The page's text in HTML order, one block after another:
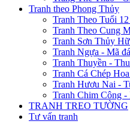
Tranh theo Phong Thủy
Tranh Theo Tuổi
Tranh Theo Cung
Tranh Sơn Thủy
Tranh Ngựa - Mã
Tranh Thuyền -
Tranh Cá Chép
Tranh Hươu Nai -
Tranh Chim Công -
TRANH TREO TƯỜNG
Tư vấn tranh